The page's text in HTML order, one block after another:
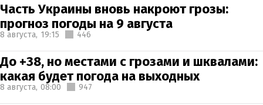
Часть Украины вновь накроют грозы:
прогноз погоды на 9 августа
8 августа, 19:15 446
До +38, но местами с грозами и шквалами:
какая будет погода на выходных
8 августа, 08:00 947